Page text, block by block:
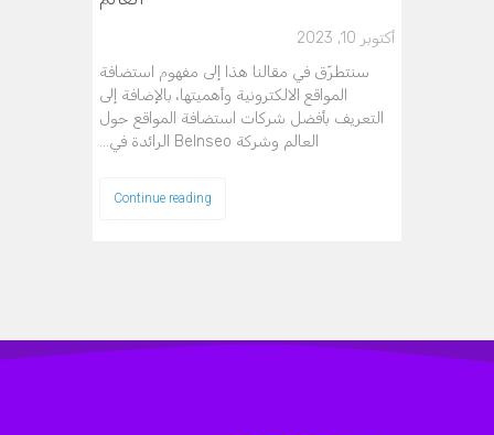
أكتوبر 10, 2023
سنتطرّق في مقالنا هذا إلى مفهوم استضافة
المواقع الالكترونية وأهميتها، بالإضافة إلى
التعريف بأفضل شركات استضافة المواقع حول
العالم وشركة BeInseo الرائدة في…
Continue reading